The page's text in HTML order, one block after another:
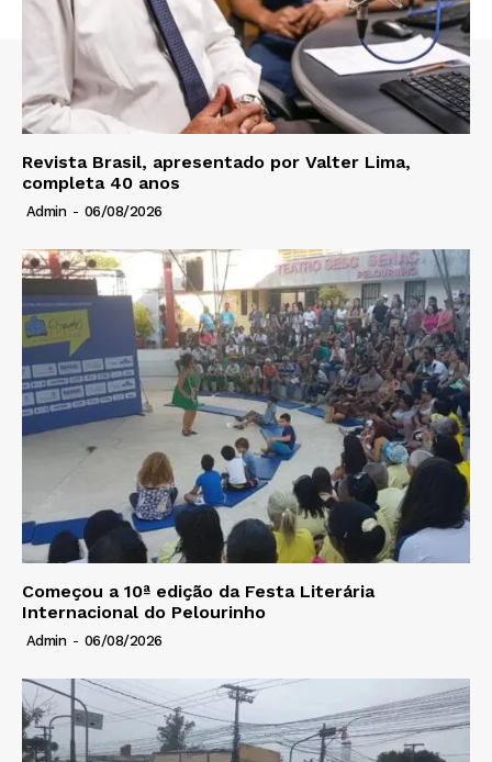
Revista Brasil, apresentado por Valter Lima,
completa 40 anos
Admin - 06/08/2026
Começou a 10ª edição da Festa Literária
Internacional do Pelourinho
Admin - 06/08/2026